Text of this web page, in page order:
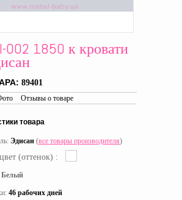
1850 к кровати
89401
Отзывы о товаре
товара
Эдисан (все товары производителя)
(оттенок) :
Белый
46 рабочих дней